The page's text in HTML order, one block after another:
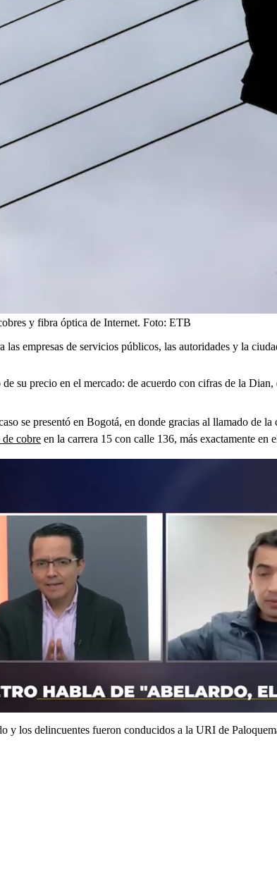
y fibra óptica de Internet. Foto: ETB
empresas de servicios públicos, las autoridades y la
su precio en el mercado: de acuerdo con cifras de la
se presentó en Bogotá, en donde gracias al llamado de
cobre en la carrera 15 con calle 136, más exactamente
y los delincuentes fueron conducidos a la URI de